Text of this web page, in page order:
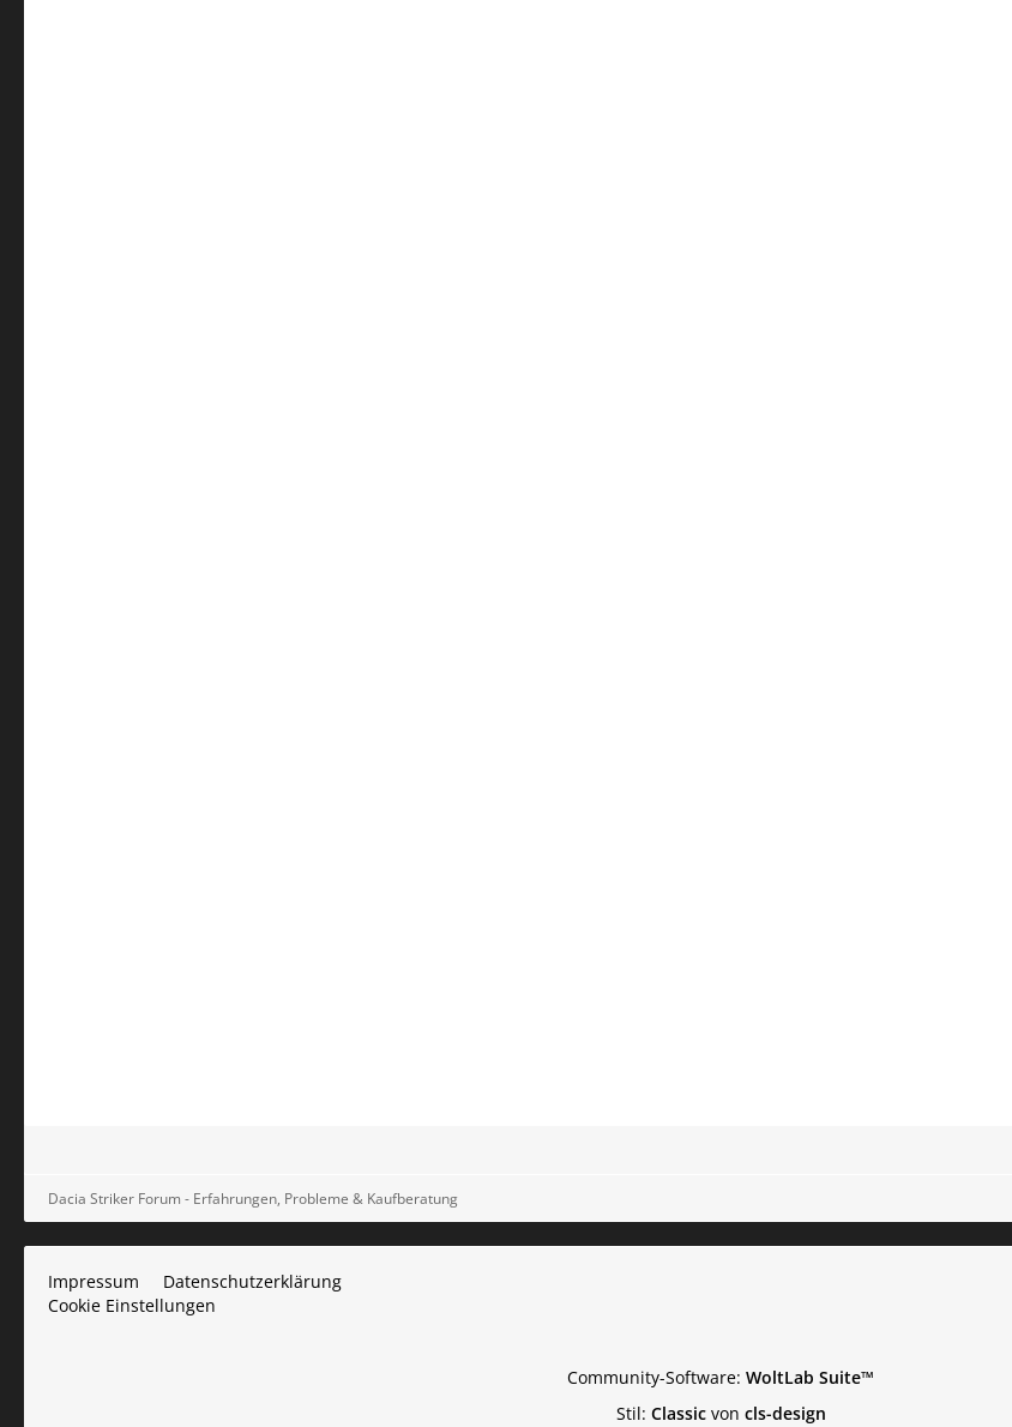
Dacia Striker Forum - Erfahrungen, Probleme & Kaufberatung
Impressum
Datenschutzerklärung
Cookie Einstellungen
Community-Software: WoltLab Suite™
Stil: Classicvon cls-design